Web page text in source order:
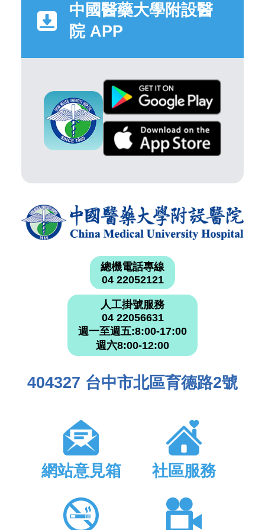
中國醫藥大學附設醫
院 APP
總機電話專線
04 22052121
人工掛號服務
04 22056631
週一至週五:8:00-17:00
週六8:00-12:00
404327 台中市北區育德路2號
網站意見箱 社區服務